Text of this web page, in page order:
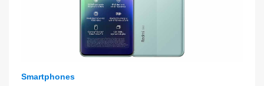
Smartphones